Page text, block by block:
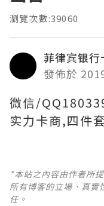
瀏覽次數:39060
菲律宾银
發佈於
微信/
实力卡商,四件
*本站之內容由作者所
所有博客的立場、真實
任。